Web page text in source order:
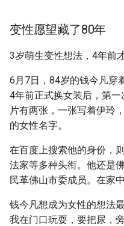
变性愿望藏了80年
3岁萌生变性想法，4年前
6月7日，84岁的钱今凡穿
4年前正式换女装后，第
片有两张，一张写着伊玲
的女性名字。
在百度上搜索他的身份，
法家等多种头衔。他还是
民革佛山市委成员。在家
钱今凡想成为女性的想法
我在门口玩耍，要把尿，